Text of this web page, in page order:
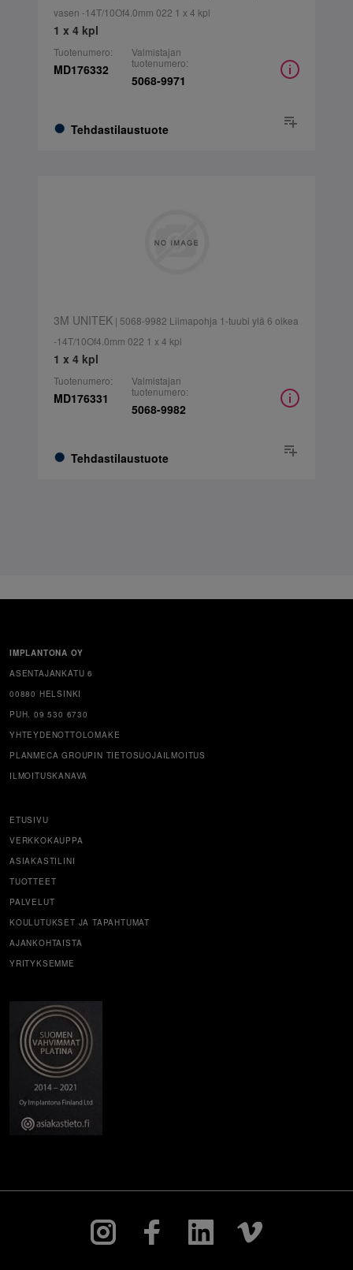
vasen -14T/10Of4.0mm 022 1 x 4 kpl
1 x 4 kpl
Tuotenumero:
MD176332
Tehdastilaustuote
Valmistajan
tuotenumero:
5068-9971
3M UNITEK| 5068-9982 Liimapohja 1-tuubi ylä 6 oikea
-14T/10Of4.0mm 022 1 x 4 kpl
1 x 4 kpl
Tuotenumero:
MD176331
Tehdastilaustuote
Valmistajan
tuotenumero:
5068-9982
IMPLANTONA OY
ASENTAJANKATU 6
00880 HELSINKI
PUH. 09 530 6730
YHTEYDENOTTOLOMAKE
PLANMECA GROUPIN TIETOSUOJAILMOITUS
ILMOITUSKANAVA
ETUSIVU
VERKKOKAUPPA
ASIAKASTILINI
TUOTTEET
PALVELUT
KOULUTUKSET JA TAPAHTUMAT
AJANKOHTAISTA
YRITYKSEMME